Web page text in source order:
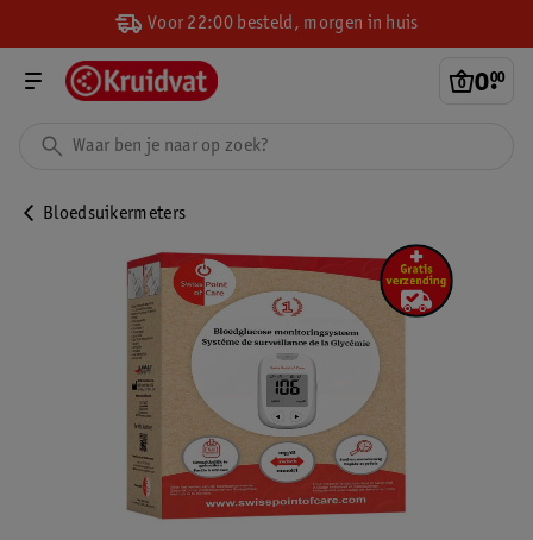
Voor 22:00 besteld, morgen in huis
0.
00
Bloedsuikermeters